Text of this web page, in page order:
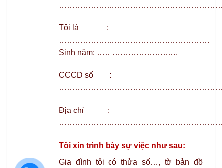
Tôi là :
…………………………………………………
Sinh năm: ………………………….
CCCD số :
Địa chỉ :
Tôi xin trình bày sự việc như sau:
Gia đình tôi có thửa số…, tờ bản đồ